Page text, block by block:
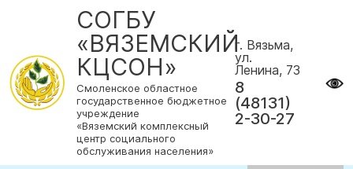
СОГБУ
«ВЯЗЕМСКИЙ
КЦСОН»
Смоленское областное
государственное бюджетное
учреждение
«Вяземский комплексный
центр социального
обслуживания населения»
г. Вязьма,
ул.
Ленина, 73
8
(48131)
2-30-27